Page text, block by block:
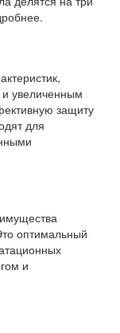
и увеличенным
защиту
для
оптимальный
и